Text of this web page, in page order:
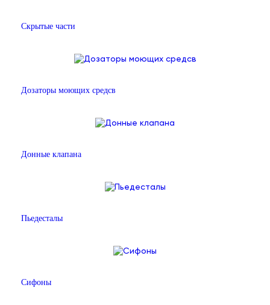
Скрытые части
Дозаторы моющих средсв
Донные клапана
Пьедесталы
Сифоны